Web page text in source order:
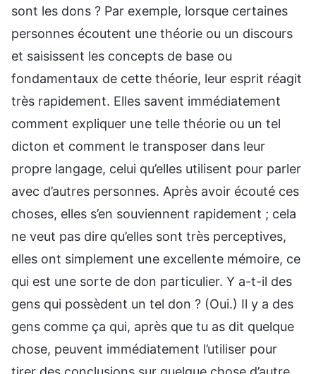
sont les dons ? Par exemple, lorsque certaines
personnes écoutent une théorie ou un discours
et saisissent les concepts de base ou
fondamentaux de cette théorie, leur esprit réagit
très rapidement. Elles savent immédiatement
comment expliquer une telle théorie ou un tel
dicton et comment le transposer dans leur
propre langage, celui qu’elles utilisent pour parler
avec d’autres personnes. Après avoir écouté ces
choses, elles s’en souviennent rapidement ; cela
ne veut pas dire qu’elles sont très perceptives,
elles ont simplement une excellente mémoire, ce
qui est une sorte de don particulier. Y a-t-il des
gens qui possèdent un tel don ? (Oui.) Il y a des
gens comme ça qui, après que tu as dit quelque
chose, peuvent immédiatement l’utiliser pour